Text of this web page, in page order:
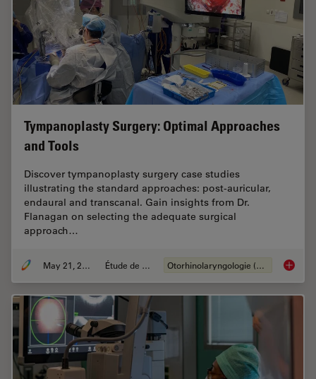
Tympanoplasty Surgery: Optimal Approaches
and Tools
Discover tympanoplasty surgery case studies
illustrating the standard approaches: post-auricular,
endaural and transcanal. Gain insights from Dr.
Flanagan on selecting the adequate surgical
approach…
May 21, 2024 Étude de cas Otorhinolaryngologie (ORL)